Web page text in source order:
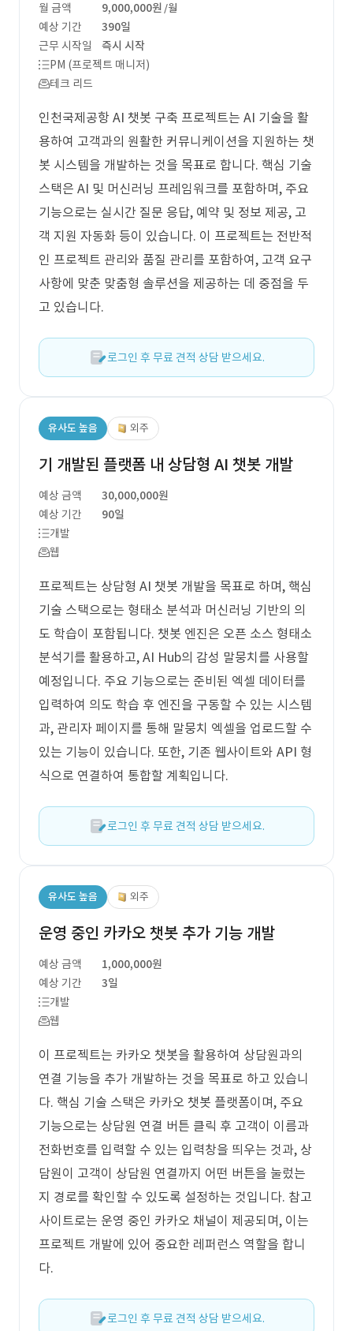
월 금액 9,000,000원 /월
예상 기간
390일
근무 시작일
즉시 시작
PM (프로젝트 매니저)
테크 리드
인천국제공항 AI 챗봇 구축 프로젝트는 AI 기술을 활
용하여 고객과의 원활한 커뮤니케이션을 지원하는 챗
봇 시스템을 개발하는 것을 목표로 합니다. 핵심 기술
스택은 AI 및 머신러닝 프레임워크를 포함하며, 주요
기능으로는 실시간 질문 응답, 예약 및 정보 제공, 고
객 지원 자동화 등이 있습니다. 이 프로젝트는 전반적
인 프로젝트 관리와 품질 관리를 포함하여, 고객 요구
사항에 맞춘 맞춤형 솔루션을 제공하는 데 중점을 두
고 있습니다.
로그인 후 무료 견적 상담 받으세요.
유사도 높음 외주
기 개발된 플랫폼 내 상담형 AI 챗봇 개발
예상 금액
30,000,000원
예상 기간
90일
개발
웹
프로젝트는 상담형 AI 챗봇 개발을 목표로 하며, 핵심
기술 스택으로는 형태소 분석과 머신러닝 기반의 의
도 학습이 포함됩니다. 챗봇 엔진은 오픈 소스 형태소
분석기를 활용하고, AI Hub의 감성 말뭉치를 사용할
예정입니다. 주요 기능으로는 준비된 엑셀 데이터를
입력하여 의도 학습 후 엔진을 구동할 수 있는 시스템
과, 관리자 페이지를 통해 말뭉치 엑셀을 업로드할 수
있는 기능이 있습니다. 또한, 기존 웹사이트와 API 형
식으로 연결하여 통합할 계획입니다.
로그인 후 무료 견적 상담 받으세요.
유사도 높음 외주
운영 중인 카카오 챗봇 추가 기능 개발
예상 금액
1,000,000원
예상 기간
3일
개발
웹
이 프로젝트는 카카오 챗봇을 활용하여 상담원과의
연결 기능을 추가 개발하는 것을 목표로 하고 있습니
다. 핵심 기술 스택은 카카오 챗봇 플랫폼이며, 주요
기능으로는 상담원 연결 버튼 클릭 후 고객이 이름과
전화번호를 입력할 수 있는 입력창을 띄우는 것과, 상
담원이 고객이 상담원 연결까지 어떤 버튼을 눌렀는
지 경로를 확인할 수 있도록 설정하는 것입니다. 참고
사이트로는 운영 중인 카카오 채널이 제공되며, 이는
프로젝트 개발에 있어 중요한 레퍼런스 역할을 합니
다.
로그인 후 무료 견적 상담 받으세요.